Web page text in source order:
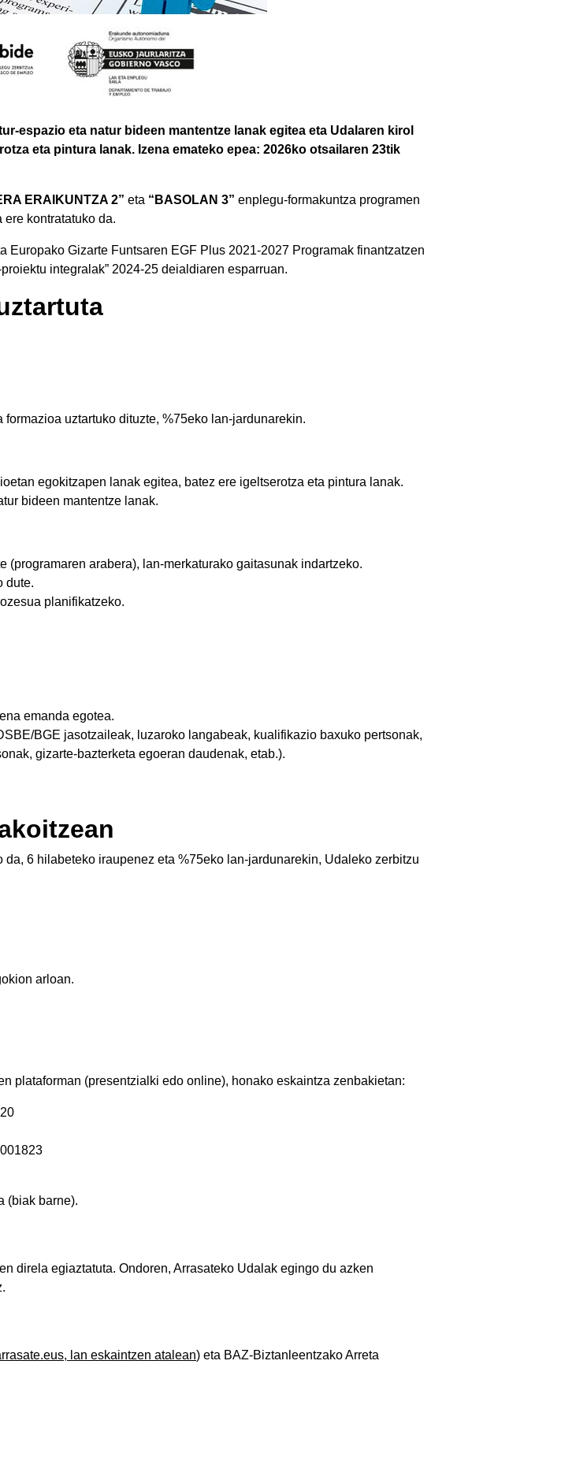
espazio eta natur bideen mantentze lanak egitea eta Udalaren kirol
eta pintura lanak. Izena emateko epea: 2026ko otsailaren 23tik
ERAIKUNTZA 2” eta “BASOLAN 3” enplegu-formakuntza programen
kontratatuko da.
Gizarte Funtsaren EGF Plus 2021-2027 Programak finantzatzen
integralak” 2024-25 deialdiaren esparruan.
formazioa uztartuko dituzte, %75eko lan-jardunarekin.
egokitzapen lanak egitea, batez ere igeltserotza eta pintura lanak.
bideen mantentze lanak.
(programaren arabera), lan-merkaturako gaitasunak indartzeko.
dute.
planifikatzeko.
emanda egotea.
BGE jasotzaileak, luzaroko langabeak, kualifikazio baxuko pertsonak,
gizarte-bazterketa egoeran daudenak, etab.).
6 hilabeteko iraupenez eta %75eko lan-jardunarekin, Udaleko zerbitzu
arloan.
plataforman (presentzialki edo online), honako eskaintza zenbakietan:
(biak barne).
direla egiaztatuta. Ondoren, Arrasateko Udalak egingo du azken
lan eskaintzen atalean) eta BAZ-Biztanleentzako Arreta